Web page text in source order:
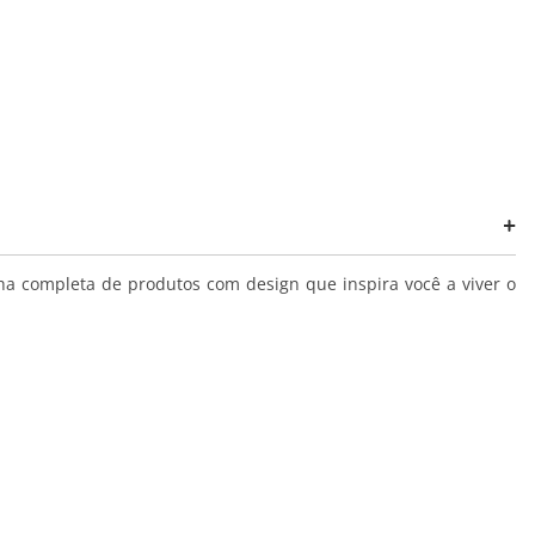
completa de produtos com design que inspira você a viver o